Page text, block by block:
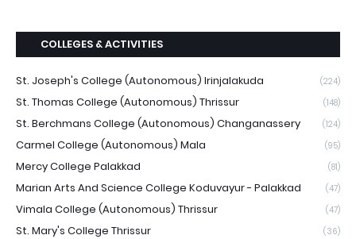
COLLEGES & ACTIVITIES
St. Joseph's College (Autonomous) Irinjalakuda (224)
St. Thomas College (Autonomous) Thrissur (148)
St. Berchmans College (Autonomous) Changanassery (124)
Carmel College (Autonomous) Mala (95)
Mercy College Palakkad (81)
Marian Arts And Science College Koduvayur - Palakkad (47)
Vimala College (Autonomous) Thrissur (47)
St. Mary's College Thrissur (36)